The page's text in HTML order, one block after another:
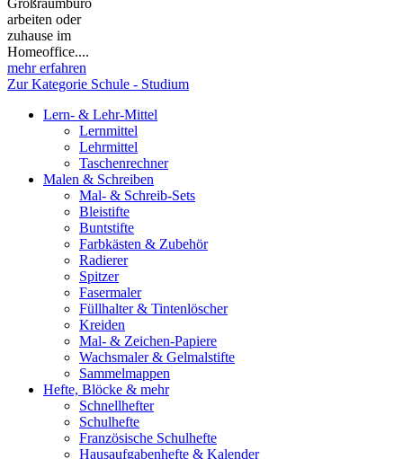
Großraumbüro
arbeiten oder
zuhause im
Homeoffice....
mehr erfahren
Zur Kategorie Schule - Studium
Lern- & Lehr-Mittel
Lernmittel
Lehrmittel
Taschenrechner
Malen & Schreiben
Mal- & Schreib-Sets
Bleistifte
Buntstifte
Farbkästen & Zubehör
Radierer
Spitzer
Fasermaler
Füllhalter & Tintenlöscher
Kreiden
Mal- & Zeichen-Papiere
Wachsmaler & Gelmalstifte
Sammelmappen
Hefte, Blöcke & mehr
Schnellhefter
Schulhefte
Französische Schulhefte
Hausaufgabenhefte & Kalender